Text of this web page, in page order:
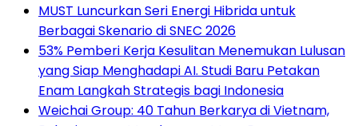
MUST Luncurkan Seri Energi Hibrida untuk
Berbagai Skenario di SNEC 2026
53% Pemberi Kerja Kesulitan Menemukan Lulusan
yang Siap Menghadapi AI. Studi Baru Petakan
Enam Langkah Strategis bagi Indonesia
Weichai Group: 40 Tahun Berkarya di Vietnam,